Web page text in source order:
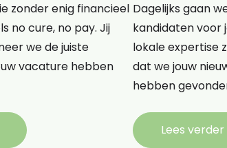
zonder enig financieel
no cure, no pay. Jij
we de juiste
vacature hebben
Dagelijks gaan
kandidaten voor
lokale expertise
dat we jouw
hebben
Lees verder